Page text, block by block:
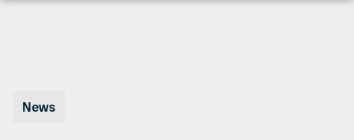
News